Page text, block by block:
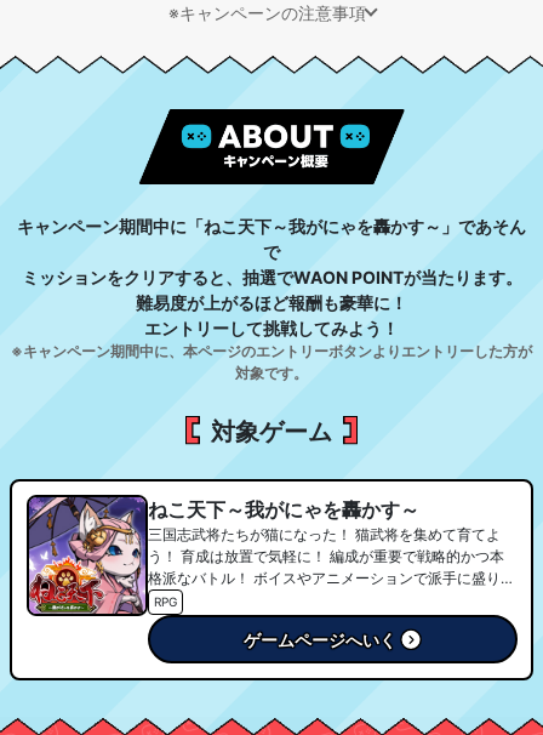
※キャンペーンの注意事項
キャンペーン期間中に「ねこ天下～我がにゃを轟かす～」であそん
で
ミッションをクリアすると、抽選でWAON POINTが当たります。
難易度が上がるほど報酬も豪華に！
エントリーして挑戦してみよう！
※キャンペーン期間中に、本ページのエントリーボタンよりエントリーした方が
対象です。
対象ゲーム
ねこ天下～我がにゃを轟かす～
三国志武将たちが猫になった！ 猫武将を集めて育てよ
う！ 育成は放置で気軽に！ 編成が重要で戦略的かつ本
格派なバトル！ ボイスやアニメーションで派手に盛り上
がる！ ギルドで仲間と交流し、領地を拡張して強くなり
自分だけの天下を目指そう！ ■参加声優 堀内 隼人 / 犬
塚いちご 和泉沙依 / 菜月なこ / 雅之 雅之 / 吉田瑞希 / 久
賀 稜大 / 井之上賢 / 添依音ルシヤ / ホリヘイリ / 天房 或
RPG
ゲームページへいく